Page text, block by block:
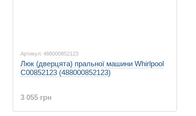
Артикул: 488000852123
Люк (дверцята) пральної машини Whirlpool
C00852123 (488000852123)
3 055 грн